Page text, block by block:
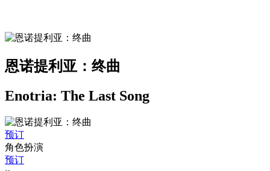
恩诺提利亚：终曲
Enotria: The Last Song
预订
角色扮演
预订